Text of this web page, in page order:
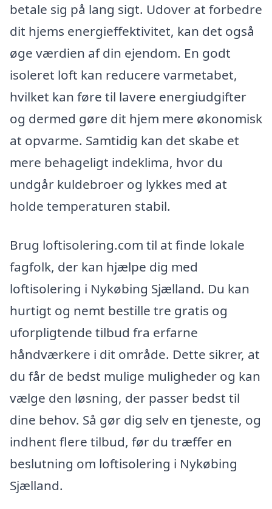
betale sig på lang sigt. Udover at forbedre
dit hjems energieffektivitet, kan det også
øge værdien af din ejendom. En godt
isoleret loft kan reducere varmetabet,
hvilket kan føre til lavere energiudgifter
og dermed gøre dit hjem mere økonomisk
at opvarme. Samtidig kan det skabe et
mere behageligt indeklima, hvor du
undgår kuldebroer og lykkes med at
holde temperaturen stabil.
Brug loftisolering.com til at finde lokale
fagfolk, der kan hjælpe dig med
loftisolering i Nykøbing Sjælland. Du kan
hurtigt og nemt bestille tre gratis og
uforpligtende tilbud fra erfarne
håndværkere i dit område. Dette sikrer, at
du får de bedst mulige muligheder og kan
vælge den løsning, der passer bedst til
dine behov. Så gør dig selv en tjeneste, og
indhent flere tilbud, før du træffer en
beslutning om loftisolering i Nykøbing
Sjælland.